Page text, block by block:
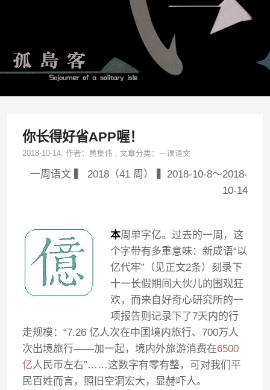
你长得好省APP喔！
2018-10-14, 作者：黄集伟 ,文章分类：一课语文
一周语文 ▍ 2018（41 周） ▍2018-10-8～2018-
10-14
本周单字亿。过去的一周，这
个字带有多重意味：新成语“以
亿代牢”（见正文2条）刻录下
十一长假期间大伙儿的围观狂
欢，而来自好奇心研究所的一
项报告则记录下了7天内的行
走规模：“7.26 亿人次在中国境内旅行、700万人
次出境旅行——加一起，境内外旅游消费在6500
亿人民币左右”……这数字有零有整，可对我们平
民百姓而言，照旧空洞宏大，显赫吓人。